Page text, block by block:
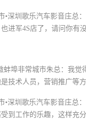
圳歌乐汽车影音庄总：
进军4S店了，请问你有
蚌埠非常城市朱总：我
技术人员，营销推广等
圳歌乐汽车影音庄总：
到工作的乐趣，这样充